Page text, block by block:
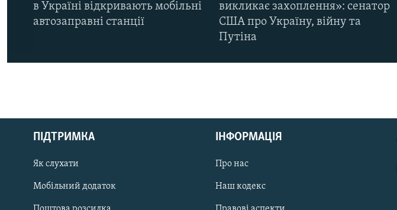
РУС
ДОЛУЧАЙСЯ!
в Україні відкривають мобільні
автозаправні станції
викликає захоплення»: сенатор
США про Україну, війну та
Путіна
ПІДТРИМКА
Як слухати
Мобільний додаток
ІНФОРМАЦІЯ
Про нас
Наш кодекс